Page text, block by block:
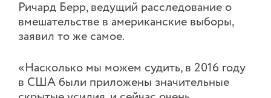
Ричард Берр, ведущий расследование о
вмешательстве в американские выборы,
заявил то же самое.
«Насколько мы можем судить, в 2016 году
в США были приложены значительные